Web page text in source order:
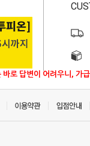
로 답변이 어려우니, 가